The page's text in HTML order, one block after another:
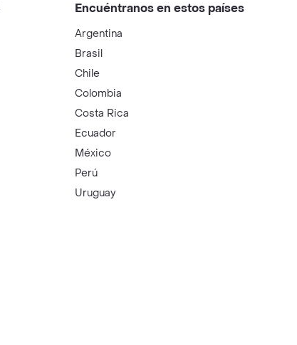
Encuéntranos en estos países
Argentina
Brasil
Chile
Colombia
Costa Rica
Ecuador
México
Perú
Uruguay